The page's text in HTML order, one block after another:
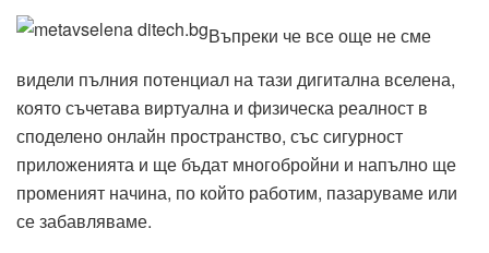
Въпреки че все още не сме
видели пълния потенциал на тази дигитална вселена,
която съчетава виртуална и физическа реалност в
споделено онлайн пространство, със сигурност
приложенията и ще бъдат многобройни и напълно ще
променият начина, по който работим, пазаруваме или
се забавляваме.